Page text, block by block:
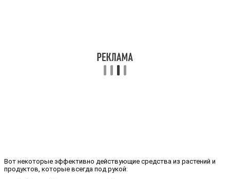
Вот некоторые эффективно действующие средства из растений и
продуктов, которые всегда под рукой: